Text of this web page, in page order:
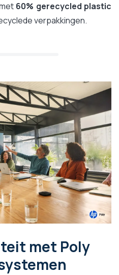
60% gerecycled plastic
verpakkingen.
met Poly